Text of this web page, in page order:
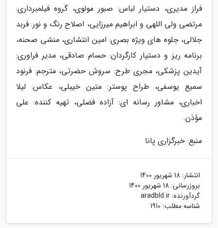
فراز مدیری، دستیار لباس: صبور مولوی، گروه فیلمبرداری:
مرتضی ولی اللهی و ابراهیم میرزایی، اصلاح رنگ و نور: فربد
جلالی، جلوه های ویژه بصری: امین انتشاری، منشی صحنه،
برنامه ریز و دستیار کارگردان: حسام صادقی، مدیر فراوری:
آیدین پزشکی، مجری طرح: سروش حضرتی، مترجم: فرنود
سمیع یوسفی، طراح پوستر: متین خیبلی، عکاس: لیلا
اخباری، مشاور رسانه ای: آزاده فضلی، تهیه کننده: علی
مؤذن.
منبع: خبرگزاری پانا
انتشار: 18 شهریور 1400
بروزرسانی: 18 شهریور 1400
گردآورنده: aradbld.ir
شناسه مطلب: 1910